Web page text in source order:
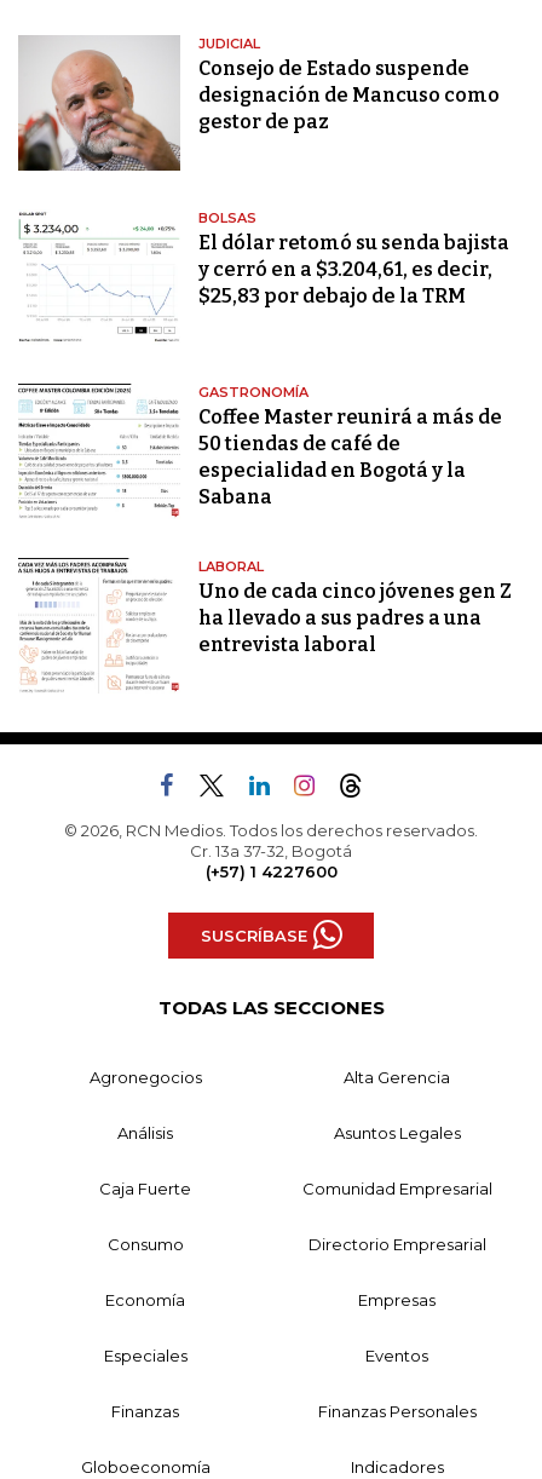
JUDICIAL
Consejo de Estado suspende
designación de Mancuso como
gestor de paz
BOLSAS
El dólar retomó su senda bajista
y cerró en a $3.204,61, es decir,
$25,83 por debajo de la TRM
GASTRONOMÍA
Coffee Master reunirá a más de
50 tiendas de café de
especialidad en Bogotá y la
Sabana
LABORAL
Uno de cada cinco jóvenes gen Z
ha llevado a sus padres a una
entrevista laboral
© 2026, RCN Medios. Todos los derechos reservados.
Cr. 13a 37-32, Bogotá
(+57) 1 4227600
SUSCRÍBASE
TODAS LAS SECCIONES
Agronegocios Alta Gerencia
Análisis Asuntos Legales
Caja Fuerte Comunidad Empresarial
Consumo Directorio Empresarial
Economía Empresas
Especiales Eventos
Finanzas Finanzas Personales
Globoeconomía Indicadores